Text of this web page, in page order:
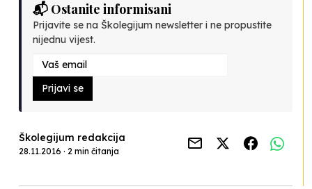
📬 Ostanite informisani
Prijavite se na Školegijum newsletter i ne propustite
nijednu vijest.
Prijavi se
Školegijum redakcija
28.11.2016 · 2 min čitanja